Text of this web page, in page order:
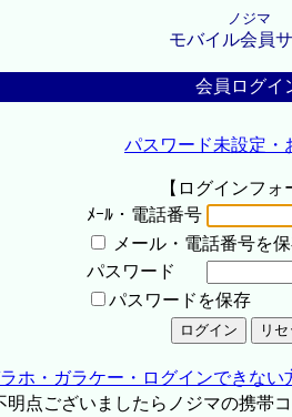
ノジマ
モバイル会員
会員ログイ
パスワード未設定・
【ログインフォ
ﾒｰﾙ・電話番号
メール・電話番号を
パスワード
パスワードを保存
ホ・ガラケー・ログインできな
点ございましたらノジマの携帯